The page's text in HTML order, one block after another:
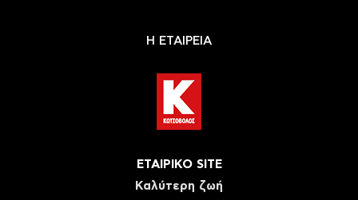
Η ΕΤΑΙΡΕΙΑ
ΕΤΑΙΡΙΚΟ SITE
Καλύτερη ζωή